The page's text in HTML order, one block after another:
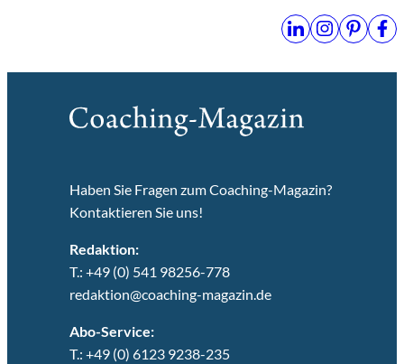
Haben Sie Fragen zum Coaching-Magazin?
Kontaktieren Sie uns!
Redaktion:
T.: +49 (0) 541 98256-778
redaktion@coaching-magazin.de
Abo-Service:
T.: +49 (0) 6123 9238-235